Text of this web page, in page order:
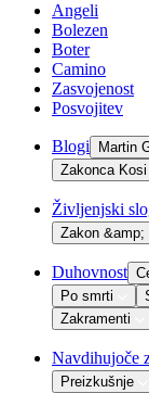
Angeli
Bolezen
Boter
Camino
Zasvojenost
Posvojitev
Blogi Martin
Zakonca Kosi
Življenjski
Zakon &amp;
Duhovnost
Po smrti
Zakramenti
Navdihujoče
Preizkušnje